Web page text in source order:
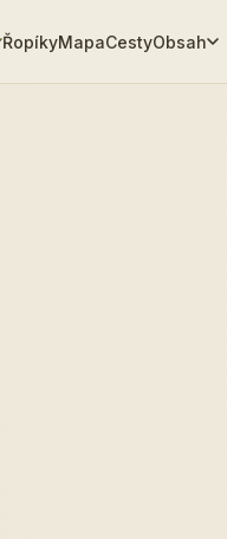
ŘopíkyMapaCestyObsah